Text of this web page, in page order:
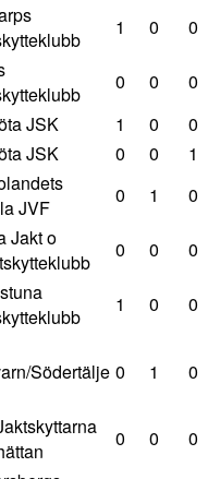
1 0 0
0 0
0
JSK 1 0
0
JSK 0 0
1
JVF
0 1 0
Jakt o
0 0 0
1 0 0
Södertälje 0 1 0
0 0
0